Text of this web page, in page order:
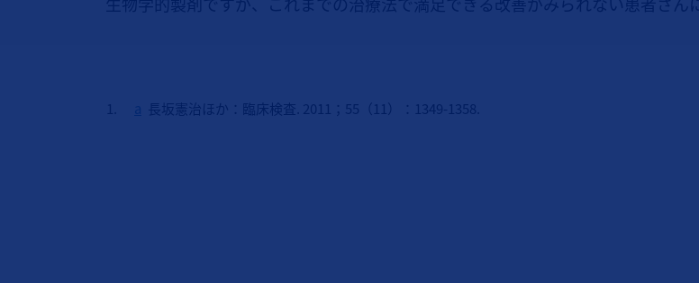
a 長坂憲治ほか：臨床検査. 2011；55（11）：1349-1358.